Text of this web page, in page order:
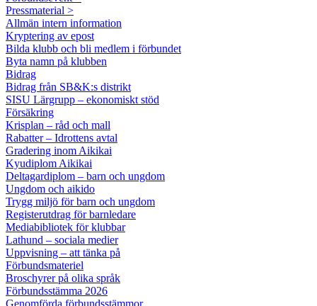
Pressmaterial >
Allmän intern information
Kryptering av epost
Bilda klubb och bli medlem i förbundet
Byta namn på klubben
Bidrag
Bidrag från SB&K:s distrikt
SISU Lärgrupp – ekonomiskt stöd
Försäkring
Krisplan – råd och mall
Rabatter – Idrottens avtal
Gradering inom Aikikai
Kyudiplom Aikikai
Deltagardiplom – barn och ungdom
Ungdom och aikido
Trygg miljö för barn och ungdom
Registerutdrag för barnledare
Mediabibliotek för klubbar
Lathund – sociala medier
Uppvisning – att tänka på
Förbundsmateriel
Broschyrer på olika språk
Förbundsstämma 2026
Genomförda förbundsstämmor